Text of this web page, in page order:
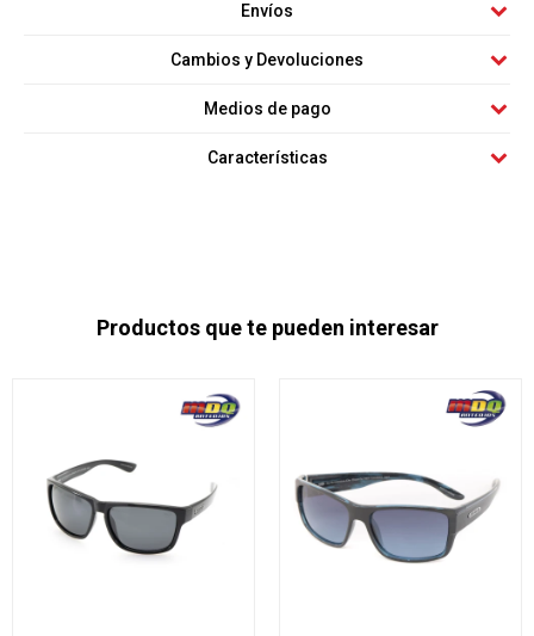
Envíos
Cambios y Devoluciones
Medios de pago
Características
Productos que te pueden interesar